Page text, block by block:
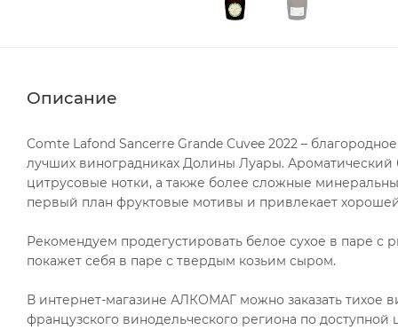
Описание
Comte Lafond Sancerre Grande Cuvee 2022 –
лучших виноградниках Долины Луары. Ароматический
цитрусовые нотки, а также более сложные
первый план фруктовые мотивы и привлекает
Рекомендуем продегустировать белое сухое в паре
покажет себя в паре с твердым козьим сыром.
В интернет-магазине АЛКОМАГ можно заказать тихое
французского винодельческого региона по